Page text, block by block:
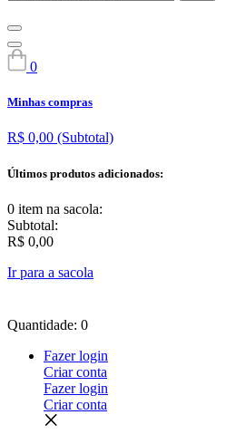
0
Minhas compras
R$ 0,00 (Subtotal)
Últimos produtos adicionados:
0 item na sacola:
Subtotal:
R$ 0,00
Ir para a sacola
Quantidade: 0
Fazer login
Criar conta
Fazer login
Criar conta